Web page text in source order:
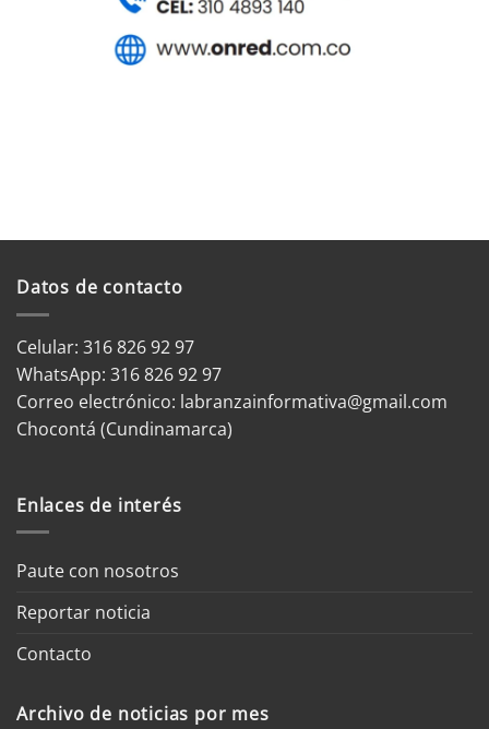
Datos de contacto
Celular: 316 826 92 97
WhatsApp: 316 826 92 97
Correo electrónico: labranzainformativa@gmail.com
Chocontá (Cundinamarca)
Enlaces de interés
Paute con nosotros
Reportar noticia
Contacto
Archivo de noticias por mes